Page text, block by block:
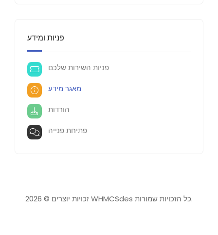
פניות ומידע
פניות השירות שלכם
מאגר מידע
הורדות
פתיחת פנייה
זכויות יוצרים © 2026 WHMCSdes כל הזכויות שמורות.